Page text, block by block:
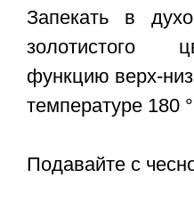
Запекать в
золотистого
функцию верх-
температуре 180
Подавайте с